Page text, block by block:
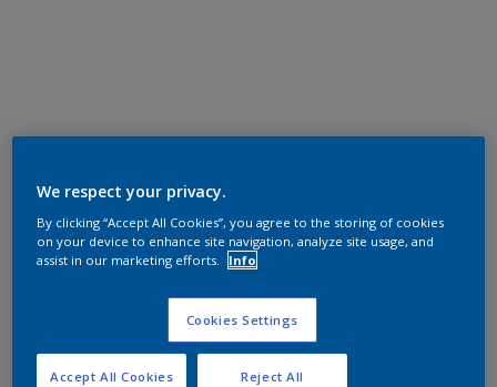
We respect your privacy.
By clicking “Accept All Cookies”, you agree to the storing of cookies
on your device to enhance site navigation, analyze site usage, and
assist in our marketing efforts.
Info
Cookies Settings
Reject All
Accept All Cookies